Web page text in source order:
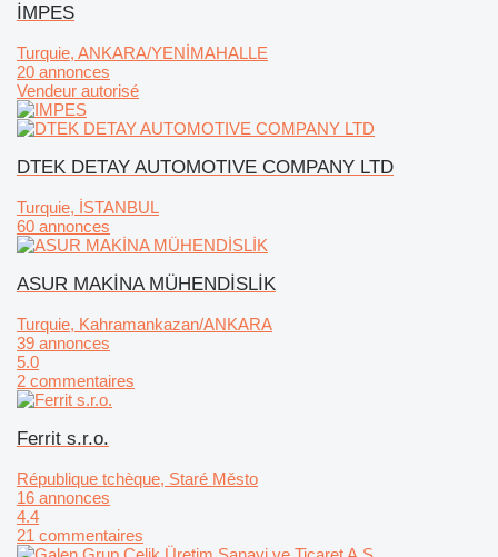
İMPES
Turquie, ANKARA/YENİMAHALLE
20 annonces
Vendeur autorisé
DTEK DETAY AUTOMOTIVE COMPANY LTD
Turquie, İSTANBUL
60 annonces
ASUR MAKİNA MÜHENDİSLİK
Turquie, Kahramankazan/ANKARA
39 annonces
5.0
2 commentaires
Ferrit s.r.o.
République tchèque, Staré Město
16 annonces
4.4
21 commentaires